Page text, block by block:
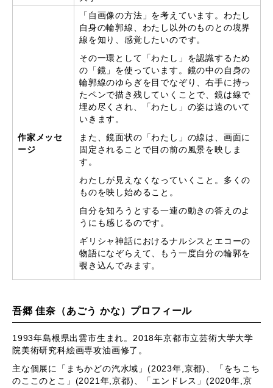
作家メッセ
ージ
「⾃画像の⽅法」を考えています。わたし
⾃⾝の輪郭線、わたし以外のものとの境界
線を知り、感覚したいのです。
その⼀環として「わたし」を認識するため
の「鏡」を使っています。鏡の中の⾃⾝の
輪郭線のゆらぎを⽬でなぞり、右⼿に持っ
たペンで描き残していくことで、鏡は線で
埋め尽くされ、「わたし」の姿は遠のいて
いきます。
また、鏡⾯状の「わたし」の線は、画⾯に
固定されることで⽬の前の⾵景を映しま
す。
わたしが⾒えなくなっていくこと。多くの
ものを映し始めること。
⾃分を知ろうとする⼀連の動きの答えのよ
うにも感じるのです。
ギリシャ神話におけるナルシスとエコーの
物語になぞらえて、もう⼀度⾃分の輪郭を
覗き込んでみます。
吾郷 佳奈（あごう かな）プロフィール
1993年島根県出雲市生まれ。 2018年京都市立芸術大学大学
院美術研究科絵画専攻油画修了。
主な個展に「まちかどの汽水域」(2023年,京都) 、「をちこち
のここのとこ」 (2021年,京都) 、「エンドレス」(2020年,京